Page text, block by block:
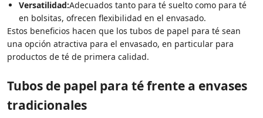
Versatilidad:Adecuados tanto para té suelto como para té
en bolsitas, ofrecen flexibilidad en el envasado.
Estos beneficios hacen que los tubos de papel para té sean
una opción atractiva para el envasado, en particular para
productos de té de primera calidad.
Tubos de papel para té frente a envases
tradicionales